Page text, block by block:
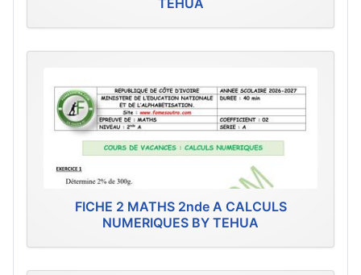
TEHUA
FICHE 2 MATHS 2nde A CALCULS
NUMERIQUES BY TEHUA